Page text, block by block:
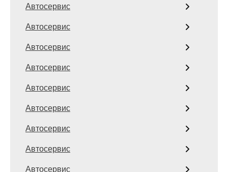
Автосервис
Автосервис
Автосервис
Автосервис
Автосервис
Автосервис
Автосервис
Автосервис
Автосервис